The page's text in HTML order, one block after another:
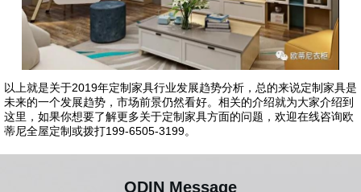
以上就是关于2019年定制家具行业发展趋势分析，总的来说定制家具是
未来的一个发展趋势，市场前景仍然看好。相关的介绍就为大家介绍到
这里，如果你想要了解更多关于定制家具方面的问题，欢迎在线咨询欧
蒂尼全屋定制或拨打199-6505-3199。
ODIN Message